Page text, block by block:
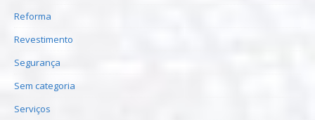
Reforma
Revestimento
Segurança
Sem categoria
Serviços